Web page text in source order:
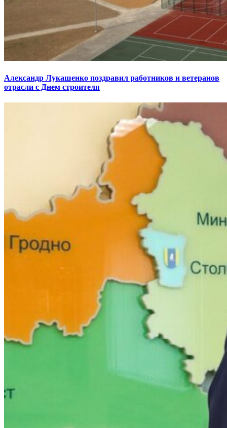
Александр Лукашенко поздравил работников и ветеранов
отрасли с Днем строителя